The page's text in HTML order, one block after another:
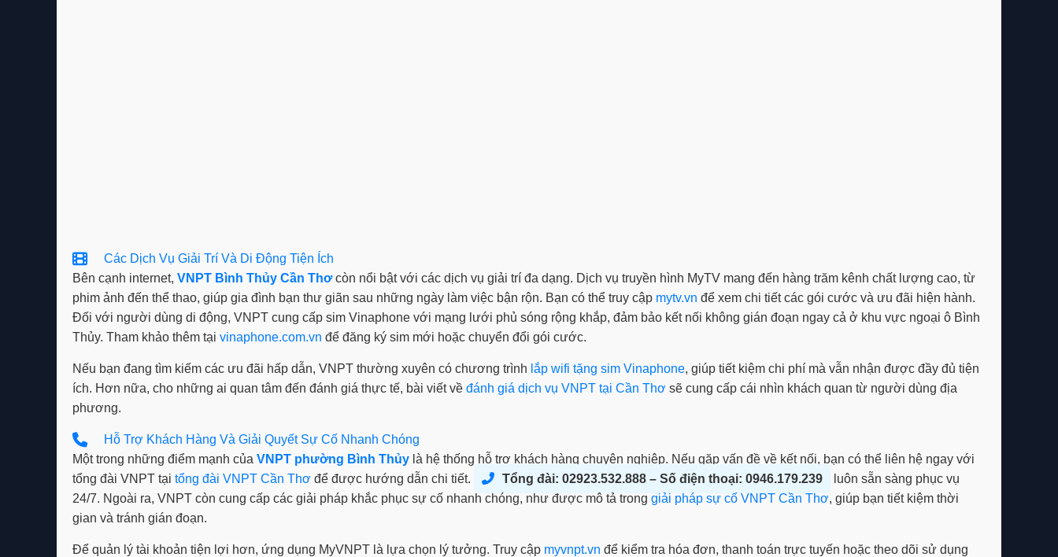
Các Dịch Vụ Giải Trí Và Di Động Tiện Ích
Bên cạnh internet, VNPT Bình Thủy Cần Thơcòn nổi bật với các dịch vụ giải trí đa dạng. Dịch vụ truyền hình MyTV mang đến hàng trăm kênh chất lượng cao, từ
phim ảnh đến thể thao, giúp gia đình bạn thư giãn sau những ngày làm việc bận rộn. Bạn có thể truy cập mytv.vn để xem chi tiết các gói cước và ưu đãi hiện hành.
Đối với người dùng di động, VNPT cung cấp sim Vinaphone với mạng lưới phủ sóng rộng khắp, đảm bảo kết nối không gián đoạn ngay cả ở khu vực ngoại ô Bình
Thủy. Tham khảo thêm tại vinaphone.com.vn để đăng ký sim mới hoặc chuyển đổi gói cước.
Nếu bạn đang tìm kiếm các ưu đãi hấp dẫn, VNPT thường xuyên có chương trình lắp wifi tặng sim Vinaphone, giúp tiết kiệm chi phí mà vẫn nhận được đầy đủ tiện
ích. Hơn nữa, cho những ai quan tâm đến đánh giá thực tế, bài viết về đánh giá dịch vụ VNPT tại Cần Thơ sẽ cung cấp cái nhìn khách quan từ người dùng địa
phương.
Hỗ Trợ Khách Hàng Và Giải Quyết Sự Cố Nhanh Chóng
Một trong những điểm mạnh của VNPT phường Bình Thủy là hệ thống hỗ trợ khách hàng chuyên nghiệp. Nếu gặp vấn đề về kết nối, bạn có thể liên hệ ngay với
tổng đài VNPT tại tổng đài VNPT Cần Thơ để được hướng dẫn chi tiết. Tổng đài: 02923.532.888 – Số điện thoại: 0946.179.239
luôn sẵn sàng phục vụ
24/7. Ngoài ra, VNPT còn cung cấp các giải pháp khắc phục sự cố nhanh chóng, như được mô tả trong giải pháp sự cố VNPT Cần Thơ, giúp bạn tiết kiệm thời
gian và tránh gián đoạn.
Để quản lý tài khoản tiện lợi hơn, ứng dụng MyVNPT là lựa chọn lý tưởng. Truy cập myvnpt.vn để kiểm tra hóa đơn, thanh toán trực tuyến hoặc theo dõi sử dụng